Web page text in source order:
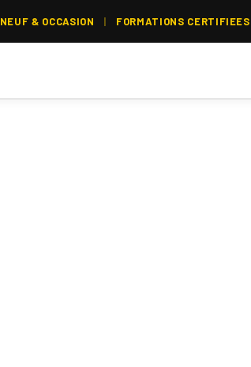
NEUF & OCCASION | FORMATIONS CERTIFIEES